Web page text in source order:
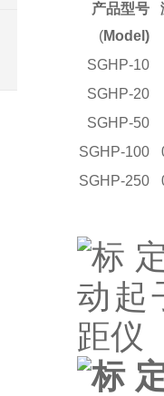
产品型号
(Model)
SGHP-10
SGHP-20
SGHP-50
SGHP-100
SGHP-250